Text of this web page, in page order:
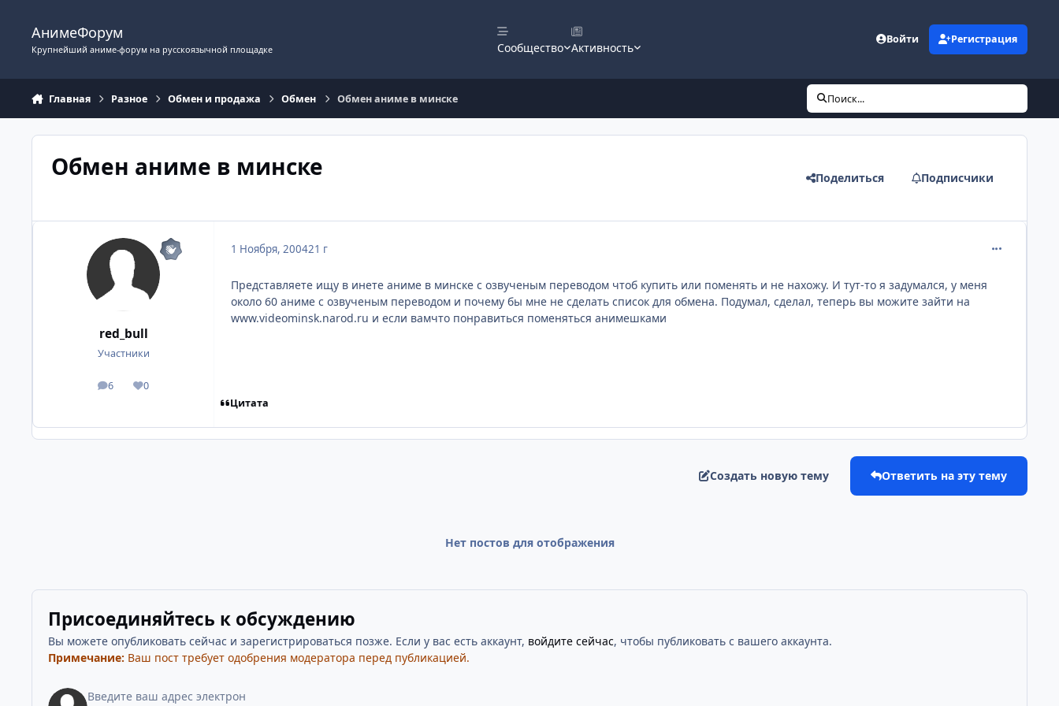
АнимеФорум
Крупнейший аниме-форум на русскоязычной площадке Сообщество Активность
Войти Регистрация
Главная Разное Обмен и продажа Обмен Обмен аниме в минске Поиск...
Обмен аниме в минске Поделиться Подписчики
red_bull
Участники
6
посты 0
Репутация
1 Ноября, 200421 г
Представляете ищу в инете аниме в минске с озвученым переводом чтоб купить или поменять и не нахожу. И тут-то я задумался, у меня
около 60 аниме с озвученым переводом и почему бы мне не сделать список для обмена. Подумал, сделал, теперь вы можите зайти на
www.videominsk.narod.ru и если вамчто понравиться поменяться анимешками
Цитата
Создать новую тему Ответить на эту тему
Нет постов для отображения
Присоединяйтесь к обсуждению
Вы можете опубликовать сейчас и зарегистрироваться позже. Если у вас есть аккаунт, войдите сейчас, чтобы публиковать с вашего аккаунта.
Примечание: Ваш пост требует одобрения модератора перед публикацией.